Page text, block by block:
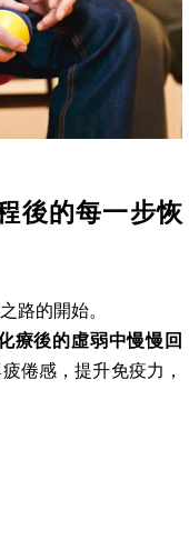
後的每一步恢
路的開始。
療後的虛弱中慢慢回
倦感，提升免疫力，